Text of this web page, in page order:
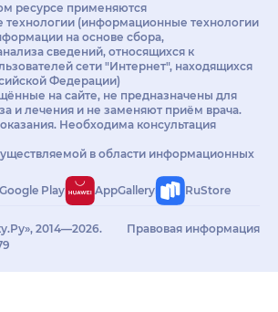
ресурсе применяются
технологии (информационные технологии
на основе сбора,
сведений, относящихся к
сети "Интернет", находящихся
Федерации)
на сайте, не предназначены для
и лечения и не заменяют приём врача.
Необходима консультация
в области информационных
Google Play AppGallery RuStore
2014—2026.
Правовая информация